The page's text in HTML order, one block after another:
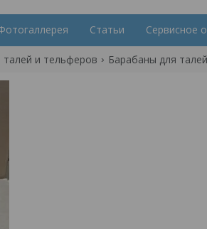
Статьи Сервисное
талей и тельферов Барабаны для